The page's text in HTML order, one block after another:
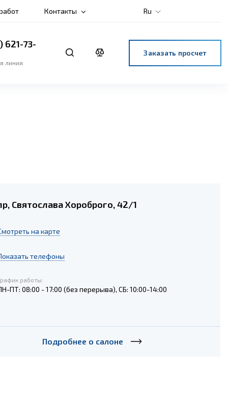
Контакты Ru
621-73-
линия
Заказать просчет
Святослава Хороброго, 42/1
на карте
телефоны
работы:
ПТ: 08:00 - 17:00 (без перерыва), СБ: 10:00-14:00
Подробнее о салоне